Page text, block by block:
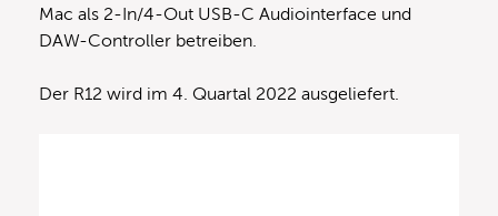
Mac als 2-In/4-Out USB-C Audiointerface und
DAW-Controller betreiben.
Der R12 wird im 4. Quartal 2022 ausgeliefert.